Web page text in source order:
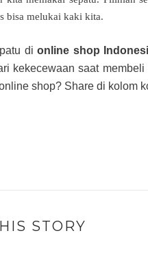
bisa melukai kaki kita.
di online shop
kekecewaan saat
shop? Share di kolom
STORY